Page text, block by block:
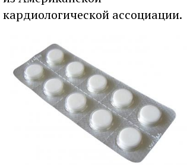
кардиологической ассоциации.